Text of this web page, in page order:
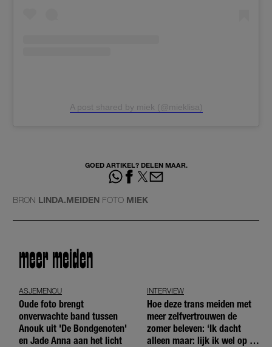
A post shared by miek (@mieklisa)
GOED ARTIKEL? DELEN MAAR.
BRON LINDA.MEIDEN FOTO MIEK
meer meiden
ASJEMENOU
Oude foto brengt
onverwachte band tussen
Anouk uit 'De Bondgenoten'
en Jade Anna aan het licht
INTERVIEW
Hoe deze trans meiden met
meer zelfvertrouwen de
zomer beleven: ‘Ik dacht
alleen maar: lijk ik wel op de